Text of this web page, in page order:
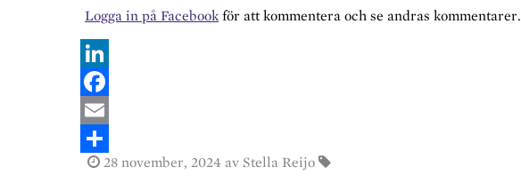
Logga in på Facebook för att kommentera och se andras kommentarer.
L
n
F
aE
m
S
28 november, 2024 av Stella Reijo